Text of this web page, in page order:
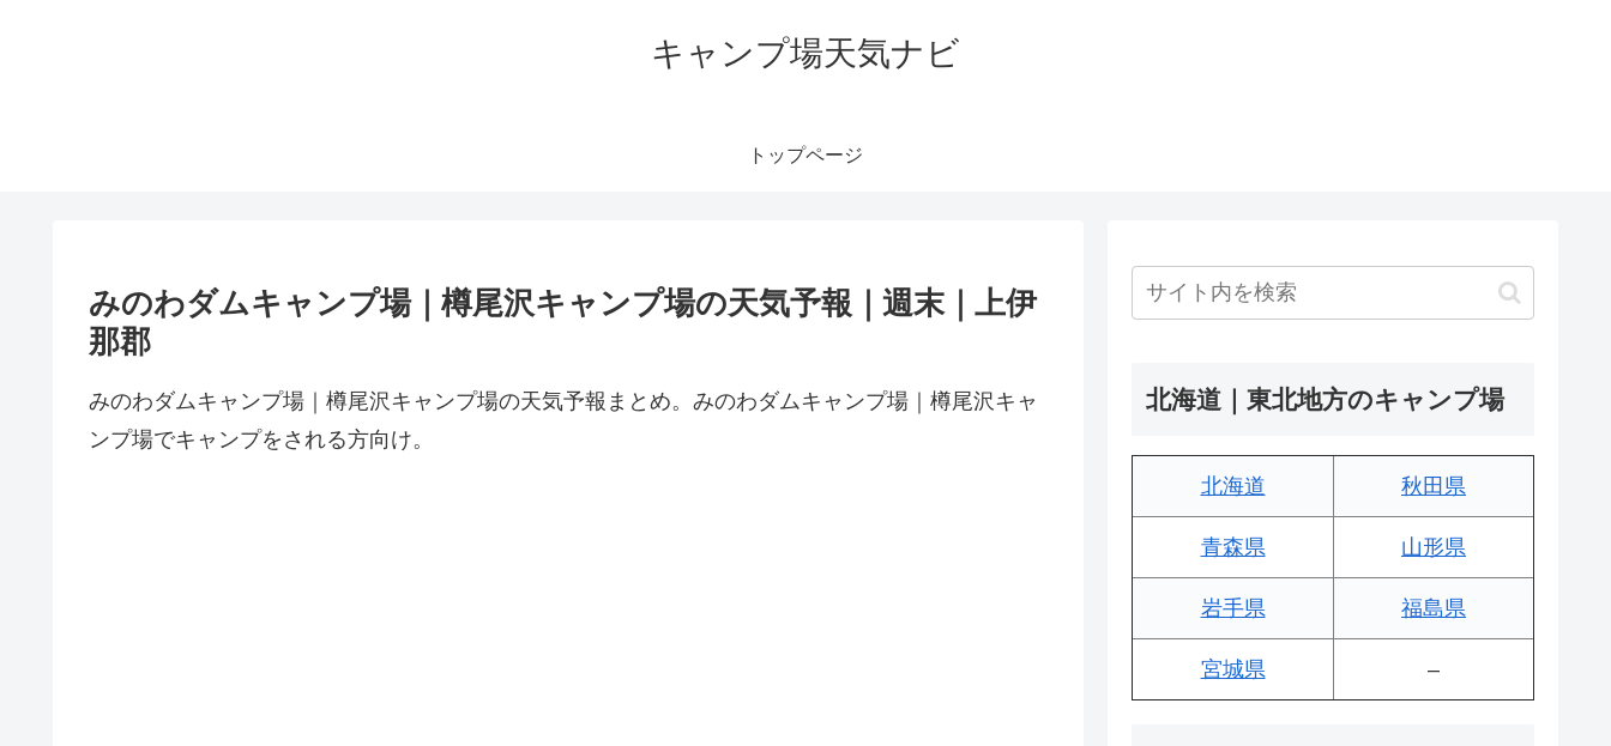
キャンプ場天気ナビ
トップページ
みのわダムキャンプ場｜樽尾沢キャンプ場の天気予報｜週末｜上伊
那郡
みのわダムキャンプ場｜樽尾沢キャンプ場の天気予報まとめ。みのわダムキャンプ場｜樽尾沢キャ
ンプ場でキャンプをされる方向け。
北海道｜東北地方のキャンプ場
北海道 秋田県
青森県 山形県
岩手県 福島県
宮城県 –